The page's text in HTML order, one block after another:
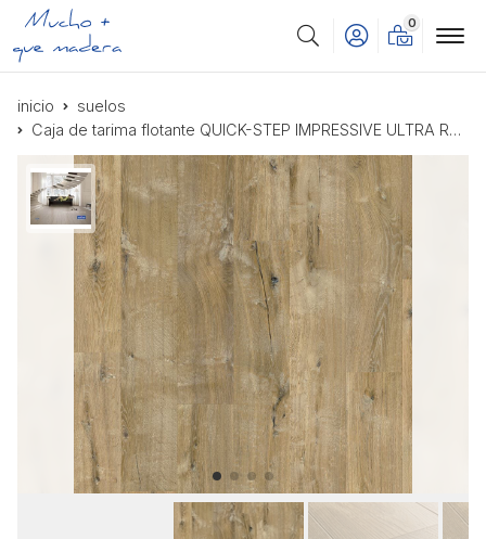
Buscar
0
inicio
suelos
Caja de tarima flotante QUICK-STEP IMPRESSIVE ULTRA ROBLE CENTENO IMU8257